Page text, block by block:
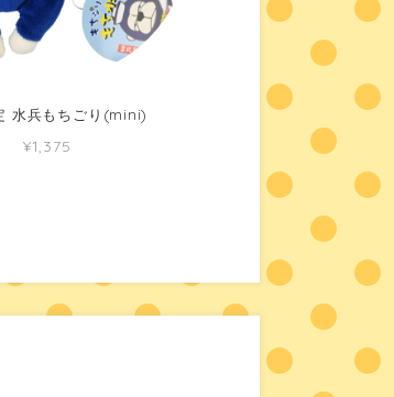
水兵もちごり(mini)
¥1,375